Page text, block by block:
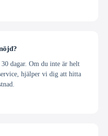
dagar. Om du inte är helt
hjälper vi dig att hitta